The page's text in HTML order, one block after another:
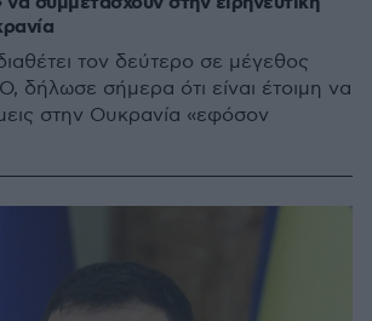
τον δεύτερο σε μέγεθος
δήλωσε σήμερα ότι είναι έτοιμη να
στην Ουκρανία «εφόσον